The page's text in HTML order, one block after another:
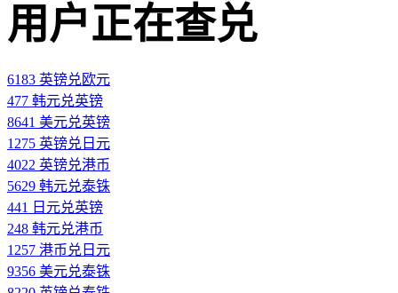
用户正在查兑
6183 英镑兑欧元
477 韩元兑英镑
8641 美元兑英镑
1275 英镑兑日元
4022 英镑兑港币
5629 韩元兑泰铢
441 日元兑英镑
248 韩元兑港币
1257 港币兑日元
9356 美元兑泰铢